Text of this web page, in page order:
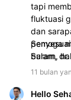
tapi
fluktuasi
dan
buram,
makan
Semoga
Salam,
11 bulan
Hello